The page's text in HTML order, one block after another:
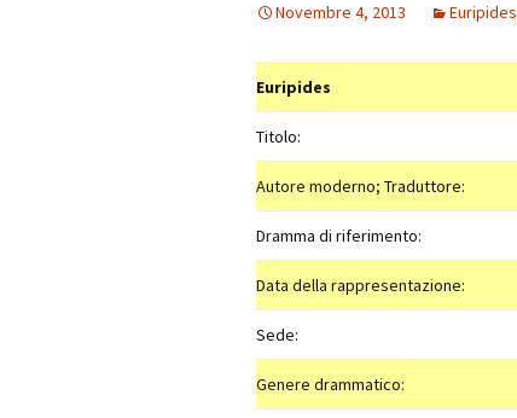
Novembre 4, 2013 Euripides
Euripides
Titolo:
Autore moderno; Traduttore:
Dramma di riferimento:
Data della rappresentazione:
Sede:
Genere drammatico: